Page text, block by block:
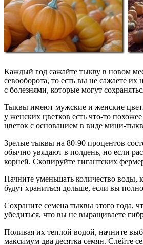
Каждый год сажайте тыкву в новом
севооборота, то есть вы не сажаете
с болезнями, которые могут
Тыквы имеют мужские и женские
у женских цветков есть что-то
цветок с основанием в виде мини-
Зрелые тыквы на 80-90 процентов
обычно увядают в полдень, но если
корней. Скопируйте гигантских
Начните уменьшать количество воды,
будут храниться дольше, если вы
Сохраните семена тыквы этого года,
убедиться, что вы не выращиваете
Поливая их теплой водой, начните
максимум два десятка семян. Слейте